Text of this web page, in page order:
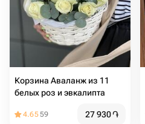
Корзина Аваланж из 11
белых роз и эвкалипта
4.6559 27 930֏